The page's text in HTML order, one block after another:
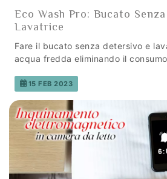
Eco Wash Pro: Bucato
Lavatrice
Fare il bucato senza detersivo e
acqua fredda eliminando il
15 FEB 2023